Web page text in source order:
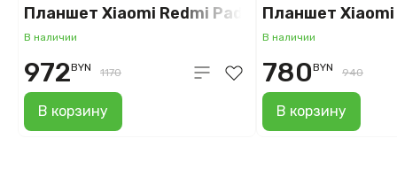
Планшет Xiaomi Redmi Pad
2 Pro 5G 6GB/128GB
международная версия
(серебристый)
В наличии
В корзину
972BYN 1170
Планшет Xiaomi
2 Pro 6GB/
международная
(графитовый
В наличии
В корзину
780BYN 940